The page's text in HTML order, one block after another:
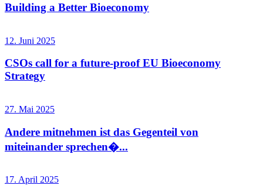
Building a Better Bioeconomy
12. Juni 2025
CSOs call for a future-proof EU Bioeconomy
Strategy
27. Mai 2025
Andere mitnehmen ist das Gegenteil von
miteinander sprechen�...
17. April 2025